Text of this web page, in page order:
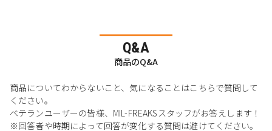
Q&A
商品のQ&A
商品についてわからないこと、気になることはこちらで質問して
ください。
ベテランユーザーの皆様、MIL-FREAKSスタッフがお答えします！
※回答者や時期によって回答が変化する質問は避けてください。